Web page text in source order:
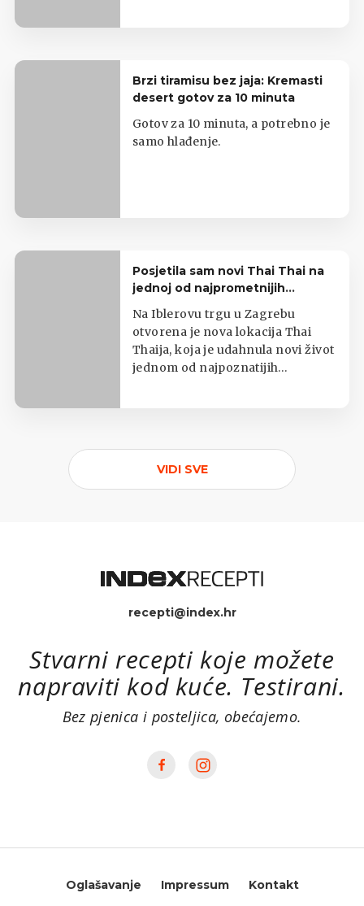
Brzi tiramisu bez jaja: Kremasti
desert gotov za 10 minuta
Gotov za 10 minuta, a potrebno je
samo hlađenje.
Posjetila sam novi Thai Thai na
jednoj od najprometnijih
zagrebačkih lokacija
Na Iblerovu trgu u Zagrebu
otvorena je nova lokacija Thai
Thaija, koja je udahnula novi život
jednom od najpoznatijih
VIDI SVE
recepti@index.hr
Stvarni recepti koje možete
napraviti kod kuće. Testirani.
Bez pjenica i posteljica, obećajemo.
Oglašavanje Impressum Kontakt